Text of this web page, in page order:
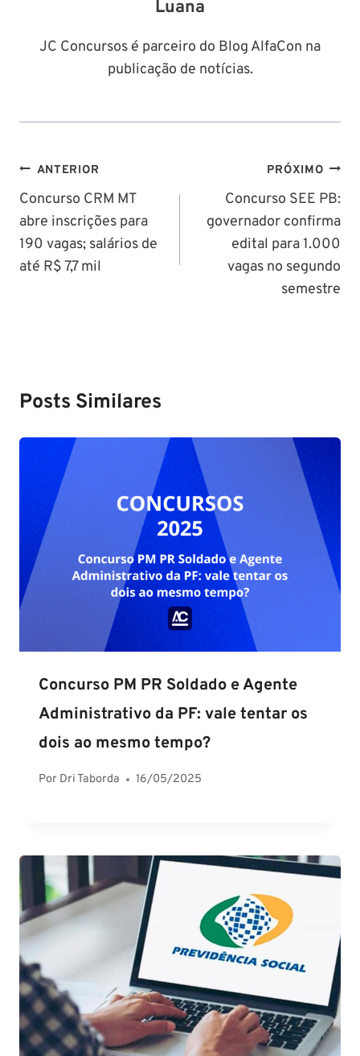
Luana
JC Concursos é parceiro do Blog AlfaCon na
publicação de notícias.
Navegação
de
Post
ANTERIOR
Concurso CRM MT
abre inscrições para
190 vagas; salários de
até R$ 7,7 mil
PRÓXIMO
Concurso SEE PB:
governador confirma
edital para 1.000
vagas no segundo
semestre
Posts Similares
Concurso PM PR Soldado e Agente
Administrativo da PF: vale tentar os
dois ao mesmo tempo?
Por Dri Taborda 16/05/2025